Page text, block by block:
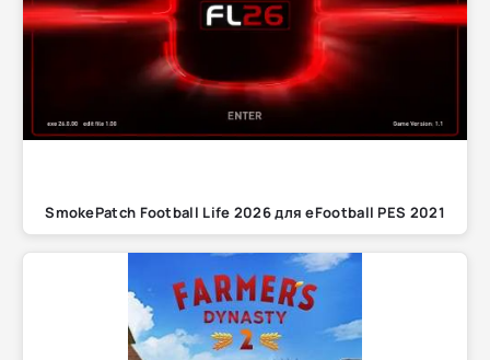
SmokePatch Football Life 2026 для eFootball PES 2021